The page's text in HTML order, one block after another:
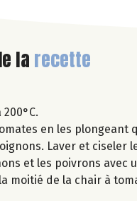
larecette
en les plongeant
Laver et ciseler
et les poivrons
moitié de la chair à